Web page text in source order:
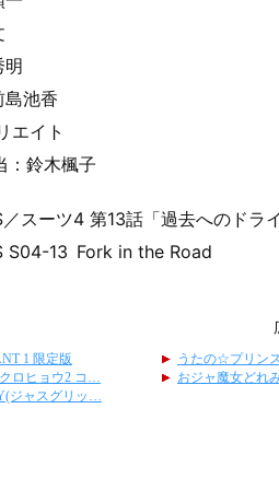
明
島池香
エイト
：鈴木楓子
スーツ4 第13話「過去へのドライ
S04-13 Fork in the Road